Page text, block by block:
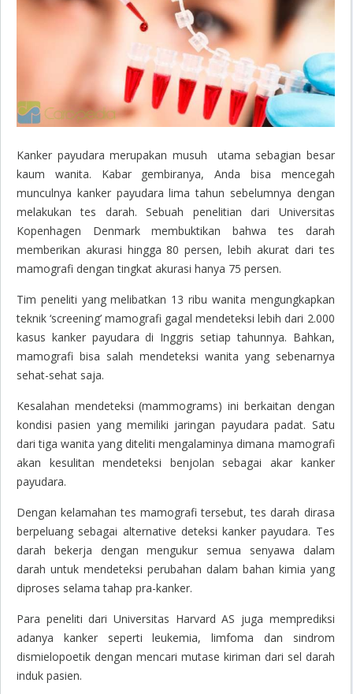
Kanker payudara merupakan musuh utama sebagian besar
kaum wanita. Kabar gembiranya, Anda bisa mencegah
munculnya kanker payudara lima tahun sebelumnya dengan
melakukan tes darah. Sebuah penelitian dari Universitas
Kopenhagen Denmark membuktikan bahwa tes darah
memberikan akurasi hingga 80 persen, lebih akurat dari tes
mamografi dengan tingkat akurasi hanya 75 persen.
Tim peneliti yang melibatkan 13 ribu wanita mengungkapkan
teknik ‘screening’ mamografi gagal mendeteksi lebih dari 2.000
kasus kanker payudara di Inggris setiap tahunnya. Bahkan,
mamografi bisa salah mendeteksi wanita yang sebenarnya
sehat-sehat saja.
Kesalahan mendeteksi (mammograms) ini berkaitan dengan
kondisi pasien yang memiliki jaringan payudara padat. Satu
dari tiga wanita yang diteliti mengalaminya dimana mamografi
akan kesulitan mendeteksi benjolan sebagai akar kanker
payudara.
Dengan kelamahan tes mamografi tersebut, tes darah dirasa
berpeluang sebagai alternative deteksi kanker payudara. Tes
darah bekerja dengan mengukur semua senyawa dalam
darah untuk mendeteksi perubahan dalam bahan kimia yang
diproses selama tahap pra-kanker.
Para peneliti dari Universitas Harvard AS juga memprediksi
adanya kanker seperti leukemia, limfoma dan sindrom
dismielopoetik dengan mencari mutase kiriman dari sel darah
induk pasien.